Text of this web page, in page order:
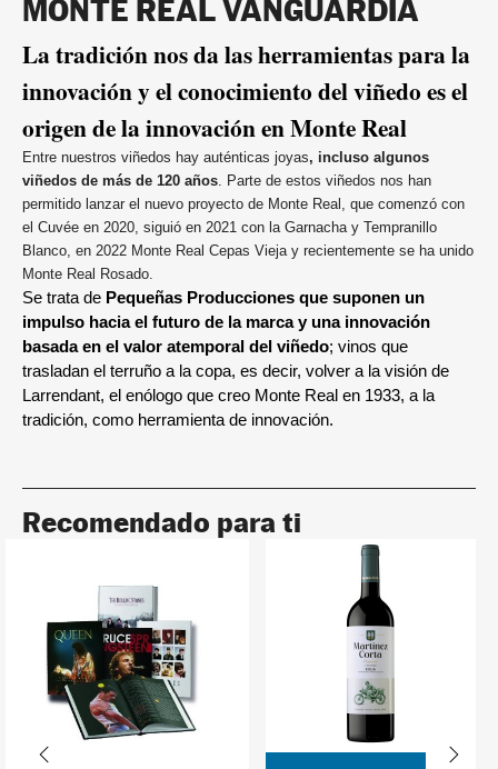
MONTE REAL VANGUARDIA
La tradición nos da las herramientas para la
innovación y el conocimiento del viñedo es el
origen de la innovación en Monte Real
Entre nuestros viñedos hay auténticas joyas, incluso algunos
viñedos de más de 120 años. Parte de estos viñedos nos han
permitido lanzar el nuevo proyecto de Monte Real, que comenzó con
el Cuvée en 2020, siguió en 2021 con la Garnacha y Tempranillo
Blanco, en 2022 Monte Real Cepas Vieja y recientemente se ha unido
Monte Real Rosado.
Se trata de Pequeñas Producciones que suponen un
impulso hacia el futuro de la marca y una innovación
basada en el valor atemporal del viñedo; vinos que
trasladan el terruño a la copa, es decir, volver a la visión de
Larrendant, el enólogo que creo Monte Real en 1933, a la
tradición, como herramienta de innovación.
Recomendado para ti